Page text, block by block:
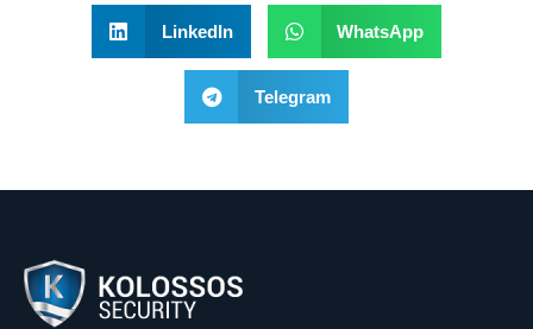
LinkedIn WhatsApp
Telegram